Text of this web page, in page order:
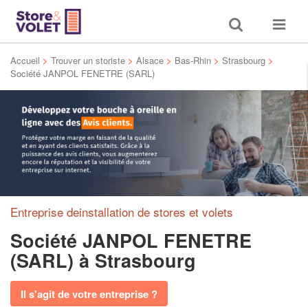
Toggle
search
Toggle
Accueil > Trouver un storiste > Alsace > Bas-Rhin > Strasbourg >
Société JANPOL FENETRE (SARL)
Entreprise deinstallation de stores et volets
Société JANPOL FENETRE
(SARL) à Strasbourg
Il s'agit de votre entreprise ?